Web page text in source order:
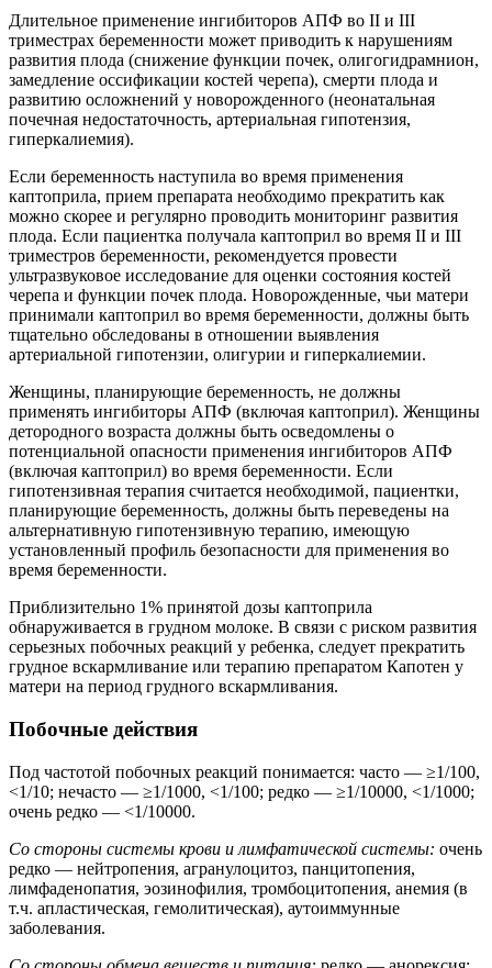
Длительное применение ингибиторов АПФ во II и III
триместрах беременности может приводить к нарушениям
развития плода (снижение функции почек, олигогидрамнион,
замедление оссификации костей черепа), смерти плода и
развитию осложнений у новорожденного (неонатальная
почечная недостаточность, артериальная гипотензия,
гиперкалиемия).
Если беременность наступила во время применения
каптоприла, прием препарата необходимо прекратить как
можно скорее и регулярно проводить мониторинг развития
плода. Если пациентка получала каптоприл во время II и III
триместров беременности, рекомендуется провести
ультразвуковое исследование для оценки состояния костей
черепа и функции почек плода. Новорожденные, чьи матери
принимали каптоприл во время беременности, должны быть
тщательно обследованы в отношении выявления
артериальной гипотензии, олигурии и гиперкалиемии.
Женщины, планирующие беременность, не должны
применять ингибиторы АПФ (включая каптоприл). Женщины
детородного возраста должны быть осведомлены о
потенциальной опасности применения ингибиторов АПФ
(включая каптоприл) во время беременности. Если
гипотензивная терапия считается необходимой, пациентки,
планирующие беременность, должны быть переведены на
альтернативную гипотензивную терапию, имеющую
установленный профиль безопасности для применения во
время беременности.
Приблизительно 1% принятой дозы каптоприла
обнаруживается в грудном молоке. В связи с риском развития
серьезных побочных реакций у ребенка, следует прекратить
грудное вскармливание или терапию препаратом Капотен у
матери на период грудного вскармливания.
Побочные действия
Под частотой побочных реакций понимается: часто — ≥1/100,
<1/10; нечасто — ≥1/1000, <1/100; редко — ≥1/10000, <1/1000;
очень редко — <1/10000.
Со стороны системы крови и лимфатической системы: очень
редко — нейтропения, агранулоцитоз, панцитопения,
лимфаденопатия, эозинофилия, тромбоцитопения, анемия (в
т.ч. апластическая, гемолитическая), аутоиммунные
заболевания.